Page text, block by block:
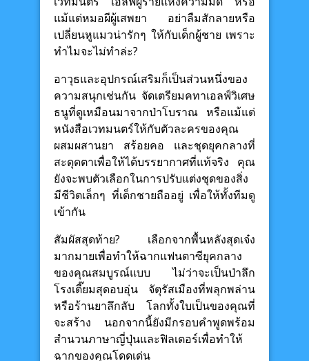
แม้แต่หมอผีผู้เสพยา อย่าลืมสักลายหรือ
เปลี่ยนหูแมวน่ารักๆ ให้กับเด็กผู้ชาย เพราะ
ทำไมจะไม่ทำล่ะ?
อาวุธและอุปกรณ์เสริมก็เป็นส่วนหนึ่งของ
ความสนุกเช่นกัน จัดเตรียมคทาเอลฟ์วิเศษ
ธนูที่ดูเหมือนมาจากป่าโบราณ หรือแม้แต่
หนังสือเวทมนตร์ให้กับตัวละครของคุณ
ผสมผสานยา สร้อยคอ และชุดยุคกลางที่
สะดุดตาเพื่อให้ได้บรรยากาศที่แท้จริง คุณ
ยังจะพบตัวเลือกในการปรับแต่งชุดของสิ่ง
มีชีวิตเล็กๆ ที่เด็กชายถืออยู่ เพื่อให้ทั้งทีมดู
เข้ากัน
สัมผัสสุดท้าย? เลือกจากพื้นหลังสุดเจ๋ง
มากมายเพื่อทำให้ฉากแฟนตาซียุคกลาง
ของคุณสมบูรณ์แบบ ไม่ว่าจะเป็นป่าลึก
โรงเตี๊ยมสุดอบอุ่น จัตุรัสเมืองที่พลุกพล่าน
หรือร้านยาลึกลับ โลกทั้งใบเป็นของคุณที่
จะสร้าง นอกจากนี้ยังมีกรอบคำพูดพร้อม
สำนวนภาษาญี่ปุ่นและฟิลเตอร์เพื่อทำให้
ฉากของคุณโดดเด่น